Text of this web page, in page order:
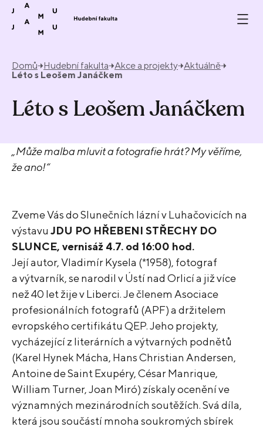
Přeskočit na obsah
Domů Hudební fakulta Akce a projekty Aktuálně
Léto s Leošem Janáčkem
Léto s Leošem Janáčkem
„Může malba mluvit a fotografie hrát? My věříme,
že ano!“
Zveme Vás do Slunečních lázní v Luhačovicích na
výstavu JDU PO HŘEBENI STŘECHY DO
SLUNCE, vernisáž 4.7. od 16:00 hod.
Její autor, Vladimír Kysela (*1958), fotograf
a výtvarník, se narodil v Ústí nad Orlicí a již více
než 40 let žije v Liberci. Je členem Asociace
profesionálních fotografů (APF) a držitelem
evropského certifikátu QEP. Jeho projekty,
vycházející z literárních a výtvarných podnětů
(Karel Hynek Mácha, Hans Christian Andersen,
Antoine de Saint Exupéry, César Manrique,
William Turner, Joan Miró) získaly ocenění ve
významných mezinárodních soutěžích. Svá díla,
která jsou součástí mnoha soukromých sbírek